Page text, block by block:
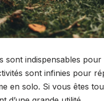
sont indispensables
sont infinies pour
en solo. Si vous êtes